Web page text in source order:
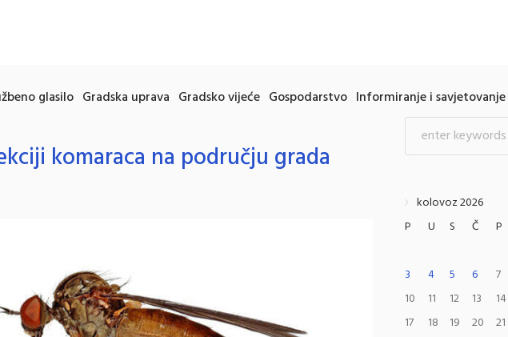
glasilo Gradska uprava Gradsko vijeće Gospodarstvo Informiranje i savjetovanje
komaraca na području grada
kolovoz 2026
P
U S Č P
3
4 5 6 7
10
11 12 13 14
17
18 19 20 21